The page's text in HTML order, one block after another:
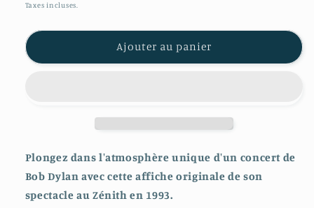
Taxes incluses.
Ajouter au panier
Plongez dans l'atmosphère unique d'un concert de
Bob Dylan avec cette affiche originale de son
spectacle au Zénith en 1993.